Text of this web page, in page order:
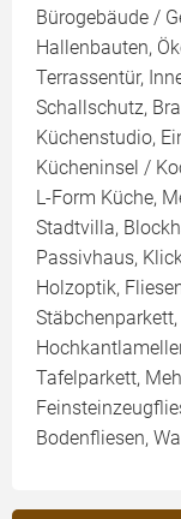
Bürogebäude /
Hallenbauten,
Terrassentür,
Schallschutz,
Küchenstudio,
Kücheninsel /
L-Form Küche,
Stadtvilla,
Passivhaus,
Holzoptik,
Tafelparkett,
Bodenfliesen,